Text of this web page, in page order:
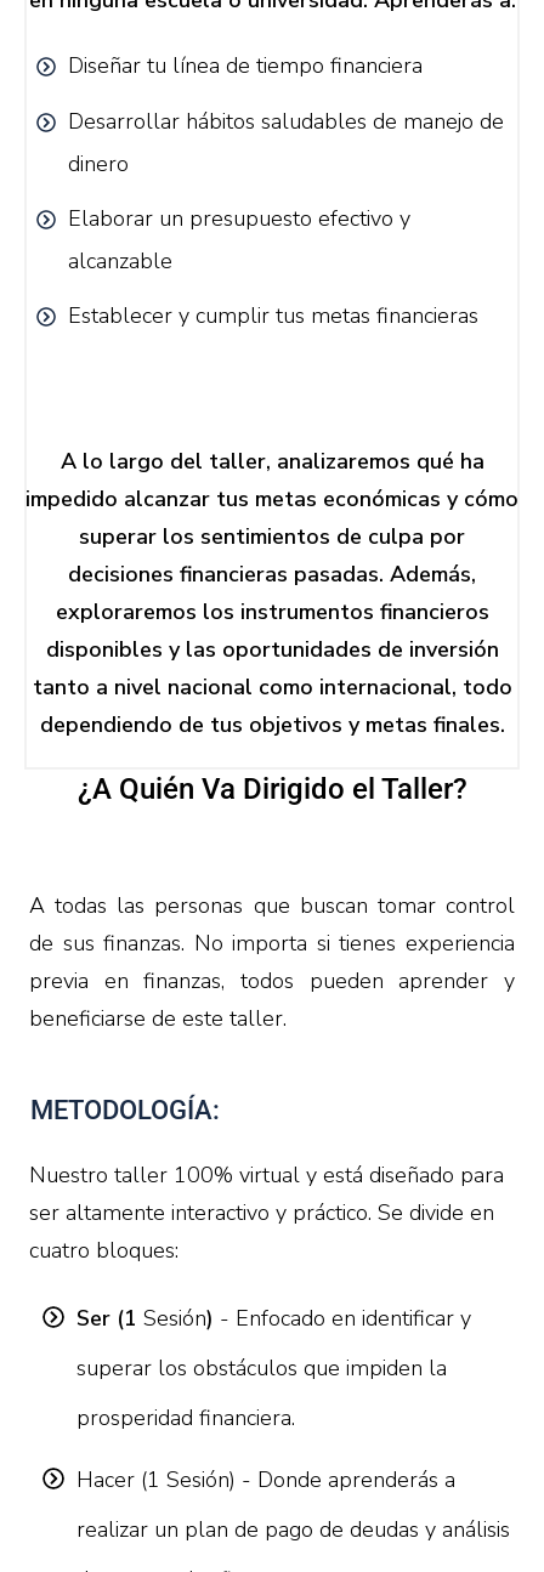
Diseñar tu línea de tiempo financiera
Desarrollar hábitos saludables de manejo de
dinero
Elaborar un presupuesto efectivo y
alcanzable
Establecer y cumplir tus metas financieras
A lo largo del taller, analizaremos qué ha
impedido alcanzar tus metas económicas y cómo
superar los sentimientos de culpa por
decisiones financieras pasadas. Además,
exploraremos los instrumentos financieros
disponibles y las oportunidades de inversión
tanto a nivel nacional como internacional, todo
dependiendo de tus objetivos y metas finales.
¿A Quién Va Dirigido el Taller?
A todas las personas que buscan tomar control
de sus finanzas. No importa si tienes experiencia
previa en finanzas, todos pueden aprender y
beneficiarse de este taller.
METODOLOGÍA:
Nuestro taller 100% virtual y está diseñado para
ser altamente interactivo y práctico. Se divide en
cuatro bloques:
Ser (1 Sesión) - Enfocado en identificar y
superar los obstáculos que impiden la
prosperidad financiera.
Hacer (1 Sesión) - Donde aprenderás a
realizar un plan de pago de deudas y análisis